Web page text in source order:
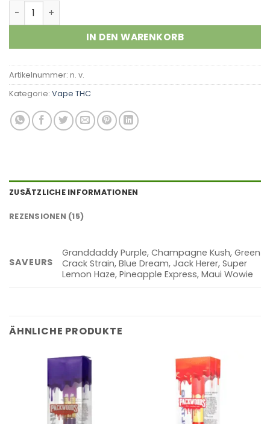
Raw Garden Menge
IN DEN WARENKORB
Artikelnummer: n. v.
Kategorie: Vape THC
ZUSÄTZLICHE INFORMATIONEN
REZENSIONEN (15)
SAVEURS
Granddaddy Purple, Champagne Kush, Green
Crack Strain, Blue Dream, Jack Herer, Super
Lemon Haze, Pineapple Express, Maui Wowie
ÄHNLICHE PRODUKTE